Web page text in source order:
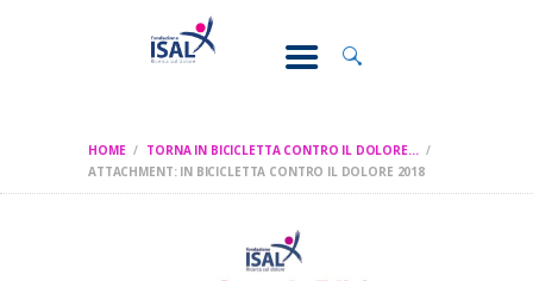
HOME
TORNA IN BICICLETTA CONTRO IL DOLORE...
ATTACHMENT: IN BICICLETTA CONTRO IL DOLORE 2018
CONOSCI IL
DOLORE
RICERCA
CHI SIAMO